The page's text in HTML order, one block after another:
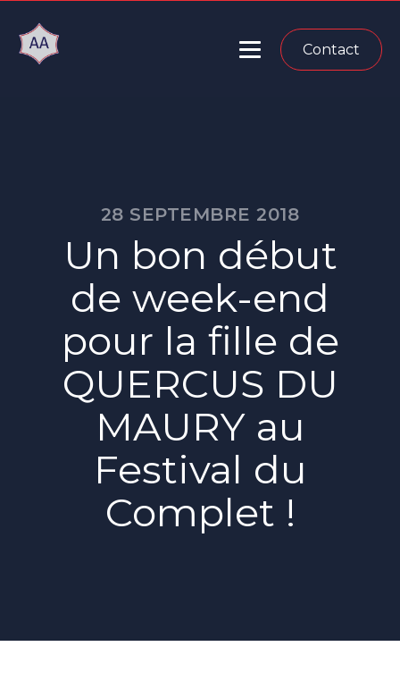
Contact
28 SEPTEMBRE 2018
Un bon début
de week-end
pour la fille de
QUERCUS DU
MAURY au
Festival du
Complet !